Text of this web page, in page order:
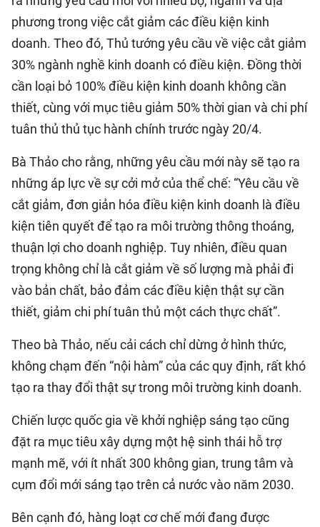
phương trong việc cắt giảm các điều kiện kinh
doanh. Theo đó, Thủ tướng yêu cầu về việc cắt giảm
30% ngành nghề kinh doanh có điều kiện. Đồng thời
cần loại bỏ 100% điều kiện kinh doanh không cần
thiết, cùng với mục tiêu giảm 50% thời gian và chi phí
tuân thủ thủ tục hành chính trước ngày 20/4.
Bà Thảo cho rằng, những yêu cầu mới này sẽ tạo ra
những áp lực về sự cởi mở của thể chế: “Yêu cầu về
cắt giảm, đơn giản hóa điều kiện kinh doanh là điều
kiện tiên quyết để tạo ra môi trường thông thoáng,
thuận lợi cho doanh nghiệp. Tuy nhiên, điều quan
trọng không chỉ là cắt giảm về số lượng mà phải đi
vào bản chất, bảo đảm các điều kiện thật sự cần
thiết, giảm chi phí tuân thủ một cách thực chất”.
Theo bà Thảo, nếu cải cách chỉ dừng ở hình thức,
không chạm đến “nội hàm” của các quy định, rất khó
tạo ra thay đổi thật sự trong môi trường kinh doanh.
Chiến lược quốc gia về khởi nghiệp sáng tạo cũng
đặt ra mục tiêu xây dựng một hệ sinh thái hỗ trợ
mạnh mẽ, với ít nhất 300 không gian, trung tâm và
cụm đổi mới sáng tạo trên cả nước vào năm 2030.
Bên cạnh đó, hàng loạt cơ chế mới đang được